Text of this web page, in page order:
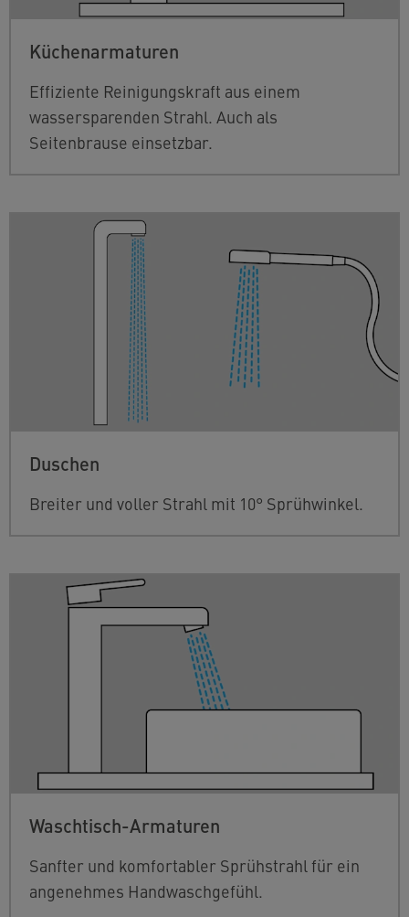
Küchenarmaturen
Effiziente Reinigungskraft aus einem
wassersparenden Strahl. Auch als
Seitenbrause einsetzbar.
Duschen
Breiter und voller Strahl mit 10° Sprühwinkel.
Waschtisch-Armaturen
Sanfter und komfortabler Sprühstrahl für ein
angenehmes Handwaschgefühl.